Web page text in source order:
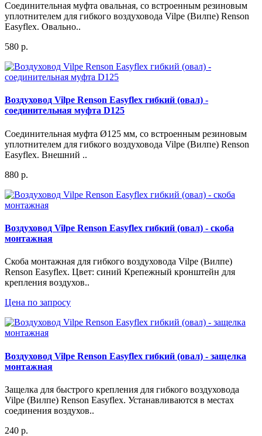
Соединительная муфта овальная, со встроенным резиновым
уплотнителем для гибкого воздуховода Vilpe (Вилпе) Renson
Easyflex. Овально..
580 р.
Воздуховод Vilpe Renson Easyflex гибкий (овал) -
соединительная муфта D125
Соединительная муфта Ø125 мм, со встроенным резиновым
уплотнителем для гибкого воздуховода Vilpe (Вилпе) Renson
Easyflex. Внешний ..
880 р.
Воздуховод Vilpe Renson Easyflex гибкий (овал) - скоба
монтажная
Скоба монтажная для гибкого воздуховода Vilpe (Вилпе)
Renson Easyflex. Цвет: синий Крепежный кронштейн для
крепления воздухов..
Цена по запросу
Воздуховод Vilpe Renson Easyflex гибкий (овал) - защелка
монтажная
Защелка для быстрого крепления для гибкого воздуховода
Vilpe (Вилпе) Renson Easyflex. Устанавливаются в местах
соединения воздухов..
240 р.